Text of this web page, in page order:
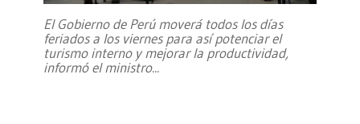
El Gobierno de Perú moverá todos los días
feriados a los viernes para así potenciar el
turismo interno y mejorar la productividad,
informó el ministro...